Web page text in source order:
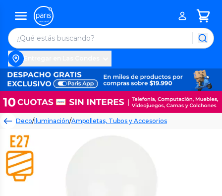
Deco/Iluminación/Ampolletas, Tubos y Accesorios